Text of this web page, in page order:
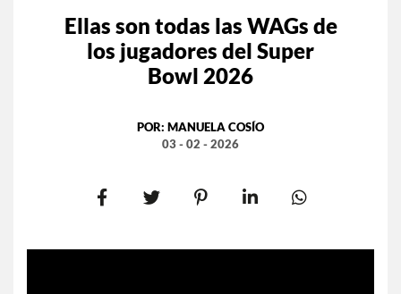
Ellas son todas las WAGs de
los jugadores del Super
Bowl 2026
POR: MANUELA COSÍO
03 - 02 - 2026